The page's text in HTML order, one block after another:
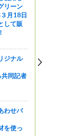
大人
”長野県
した
（信州